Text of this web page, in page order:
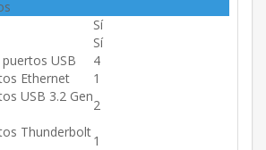
Sí
Sí
USB
4
Ethernet
1
USB 3.2 Gen
2
Thunderbolt
1